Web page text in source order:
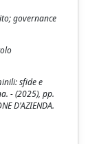
governance
sfide e
- (2025), pp.
D'AZIENDA.